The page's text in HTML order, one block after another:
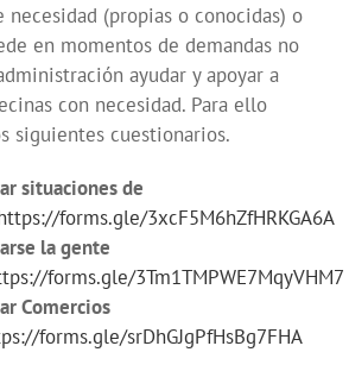
necesidad (propias o conocidas) o
en momentos de demandas no
ayudar y apoyar a
con necesidad. Para ello
siguientes cuestionarios.
situaciones de
forms.gle/3xcF5M6hZfHRKGA6A
la gente
forms.gle/3Tm1TMPWE7MqyVHM7
Comercios
forms.gle/srDhGJgPfHsBg7FHA